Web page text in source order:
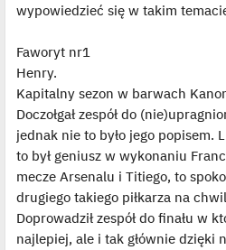
l
j
e
d
n
z
y
p
o
s
t
wypowiedzieć się w takim
Faworyt nr1
Henry.
Kapitalny sezon w barwach
Doczołgał zespół do
jednak nie to było jego popisem.
to był geniusz w wykonaniu
mecze Arsenalu i Titiego, to
drugiego takiego piłkarza na
Doprowadził zespół do finału w
najlepiej, ale i tak głównie dzięki